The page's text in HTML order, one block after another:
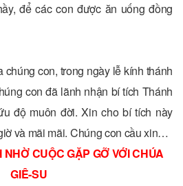
để các con được ăn uống đồng
con, trong ngày lễ kính thánh
con đã lãnh nhận bí tích Thánh
độ muôn đời. Xin cho bí tích này
và mãi mãi. Chúng con cầu xin…
CUỘC GẶP GỠ VỚI CHÚA
GIÊ-SU